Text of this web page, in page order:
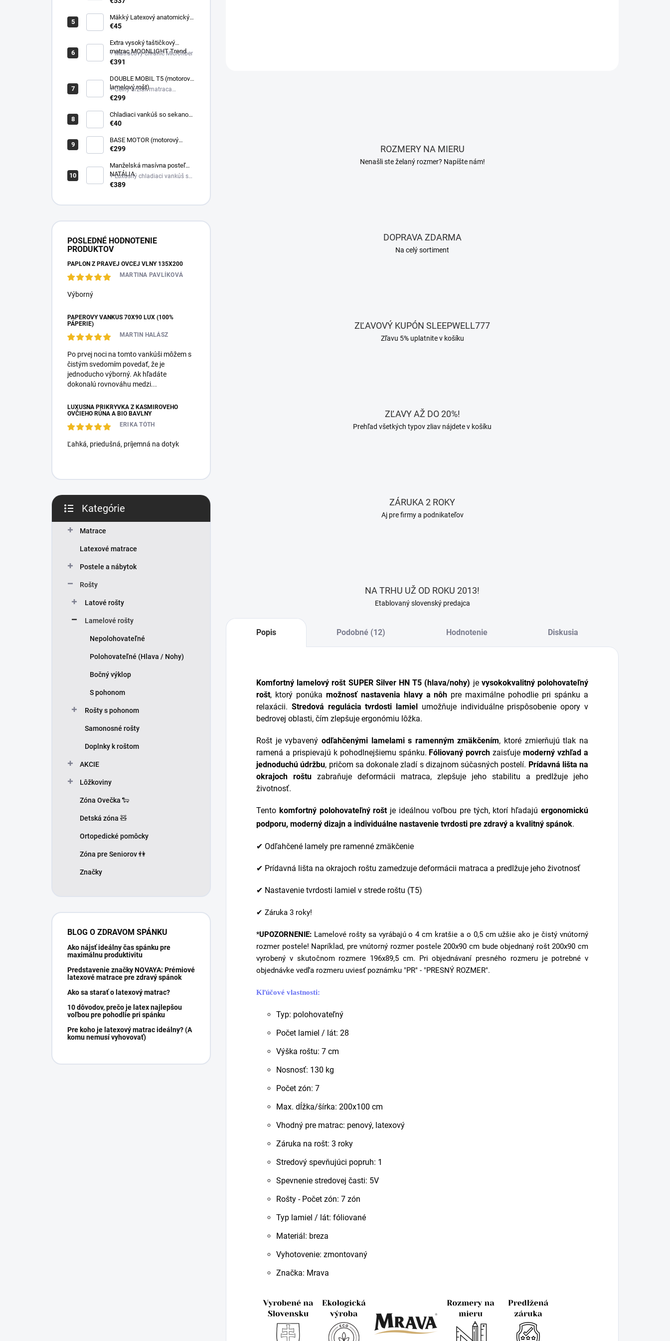
Mäkký Latexový anatomický
vankúš
€45
Extra vysoký taštičkový
matrac MOONLIGHT Trend
+ Matracový chránič Microfiber
€391
DOUBLE MOBIL T5 (motorový
lamelový rošt)
+ Čelný držiak matraca
plastový
€299
Chladiaci vankúš so sekanou
pamäťovou penou
€40
BASE MOTOR (motorový
latový rošt)
€299
Manželská masívna posteľ
NATÁLIA
+ Luxusný chladiaci vankúš so
sekanou pamäťovou penou
€389
POSLEDNÉ HODNOTENIE
PRODUKTOV
PAPLÓN Z PRAVEJ OVČEJ VLNY 135X200
MARTINA PAVLÍKOVÁ
Výborný
PÁPEROVÝ VANKÚŠ 70X90 LUX (100%
PÁPERIE)
MARTIN HALÁSZ
Po prvej noci na tomto vankúši môžem s
čistým svedomím povedať, že je
jednoducho výborný. Ak hľadáte
dokonalú rovnováhu medzi...
LUXUSNÁ PRIKRÝVKA Z KAŠMÍROVÉHO
OVČIEHO RÚNA A BIO BAVLNY
ERIKA TÓTH
Ľahká, priedušná, príjemná na dotyk
kategórie
Kategórie
Matrace
Latexové matrace
Postele a nábytok
Rošty
Latové rošty
Lamelové rošty
Nepolohovateľné
Polohovateľné (Hlava / Nohy)
Bočný výklop
S pohonom
Rošty s pohonom
Samonosné rošty
Doplnky k roštom
AKCIE
Lôžkoviny
Zóna Ovečka 🐑
Detská zóna 🧸
Ortopedické pomôcky
Zóna pre Seniorov 👫
Značky
BLOG O ZDRAVOM SPÁNKU
Ako nájsť ideálny čas spánku pre
maximálnu produktivitu
Predstavenie značky NOVAYA: Prémiové
latexové matrace pre zdravý spánok
Ako sa starať o latexový matrac?
10 dôvodov, prečo je latex najlepšou
voľbou pre pohodlie pri spánku
Pre koho je latexový matrac ideálny? (A
komu nemusí vyhovovať)
ROZMERY NA MIERU
Nenašli ste želaný rozmer? Napíšte nám!
DOPRAVA ZDARMA
Na celý sortiment
ZĽAVOVÝ KUPÓN SLEEPWELL777
Zľavu 5% uplatnite v košíku
ZĽAVY AŽ DO 20%!
Prehľad všetkých typov zliav nájdete v košíku
ZÁRUKA 2 ROKY
Aj pre firmy a podnikateľov
NA TRHU UŽ OD ROKU 2013!
Etablovaný slovenský predajca
Popis Podobné (12) Hodnotenie Diskusia
Komfortný lamelový rošt SUPER Silver HN T5 (hlava/nohy) je vysokokvalitný polohovateľný
rošt, ktorý ponúka možnosť nastavenia hlavy a nôh pre maximálne pohodlie pri spánku a
relaxácii. Stredová regulácia tvrdosti lamiel umožňuje individuálne prispôsobenie opory v
bedrovej oblasti, čím zlepšuje ergonómiu lôžka.
Rošt je vybavený odľahčenými lamelami s ramenným zmäkčením, ktoré zmierňujú tlak na
ramená a prispievajú k pohodlnejšiemu spánku. Fóliovaný povrch zaisťujemoderný vzhľad a
jednoduchú údržbu, pričom sa dokonale zladí s dizajnom súčasných postelí. Prídavná lišta na
okrajoch roštu zabraňuje deformácii matraca, zlepšuje jeho stabilitu a predlžuje jeho
životnosť.
Tento komfortný polohovateľný roštje ideálnou voľbou pre tých, ktorí hľadajúergonomickú
podporu, moderný dizajn a individuálne nastavenie tvrdosti pre zdravý a kvalitný spánok.
✔ Odľahčené lamely pre ramenné zmäkčenie
✔ Prídavná lišta na okrajoch roštu zamedzuje deformácii matraca a predlžuje jeho životnosť
✔ Nastavenie tvrdosti lamiel v strede roštu (T5)
✔ Záruka 3 roky!
*UPOZORNENIE: Lamelové rošty sa vyrábajú o 4 cm kratšie a o 0,5 cm užšie ako je čistý vnútorný
rozmer postele! Napríklad, pre vnútorný rozmer postele 200x90 cm bude objednaný rošt 200x90 cm
vyrobený v skutočnom rozmere 196x89,5 cm. Pri objednávaní presného rozmeru je potrebné v
objednávke vedľa rozmeru uviesť poznámku "PR" - "PRESNÝ ROZMER".
Kľúčové vlastnosti:
Typ: polohovateľný
Počet lamiel / lát: 28
Výška roštu: 7 cm
Nosnosť: 130 kg
Počet zón: 7
Max. dĺžka/šírka: 200x100 cm
Vhodný pre matrac: penový, latexový
Záruka na rošt: 3 roky
Stredový spevňujúci popruh: 1
Spevnenie stredovej časti: 5V
Rošty - Počet zón: 7 zón
Typ lamiel / lát: fóliované
Materiál: breza
Vyhotovenie: zmontovaný
Značka: Mrava